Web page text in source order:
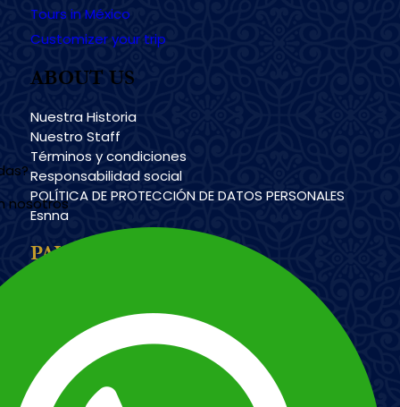
nosotros
Tours in México
Customizer your trip
ABOUT US
Nuestra Historia
Nuestro Staff
Términos y condiciones
Responsabilidad social
POLÍTICA DE PROTECCIÓN DE DATOS PERSONALES
Esnna
PAYMENT METHODS
Imagen